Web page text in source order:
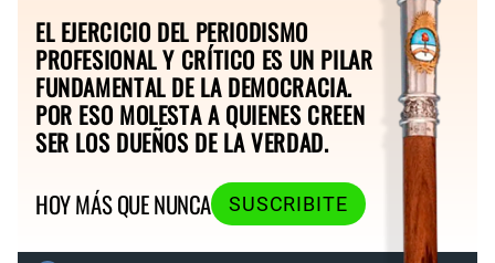
EL EJERCICIO DEL PERIODISMO
PROFESIONAL Y CRÍTICO ES UN PILAR
FUNDAMENTAL DE LA DEMOCRACIA.
POR ESO MOLESTA A QUIENES CREEN
SER LOS DUEÑOS DE LA VERDAD.
HOY MÁS QUE NUNCA
SUSCRIBITE